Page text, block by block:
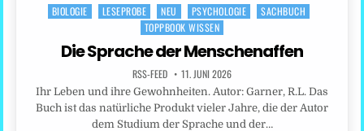
Posted
BIOLOGIE LESEPROBE NEU PSYCHOLOGIE
SACHBUCH
TOPPBOOK WISSEN
Die Sprache der Menschenaffen
RSS-FEED 11. JUNI 2026
Ihr Leben und ihre Gewohnheiten. Autor: Garner, R.L. Das
Buch ist das natürliche Produkt vieler Jahre, die der Autor
dem Studium der Sprache und der…